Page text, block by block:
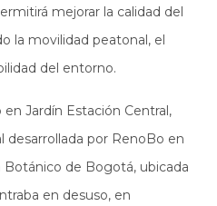
mejorar la calidad del
la movilidad peatonal, el
del entorno.
Jardín Estación Central,
por RenoBo en
Botánico de Bogotá, ubicada
en desuso, en